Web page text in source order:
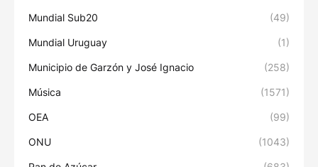
Mundial Sub20 (49)
Mundial Uruguay (1)
Municipio de Garzón y José Ignacio (258)
Música (1571)
OEA (99)
ONU (1043)